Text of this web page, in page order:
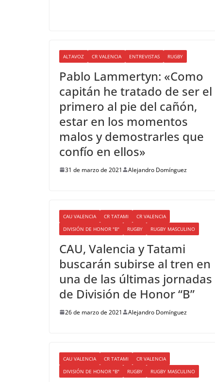
ALTAVOZ CR VALENCIA ENTREVISTAS RUGBY
Pablo Lammertyn: «Como
capitán he tratado de ser el
primero al pie del cañón,
estar en los momentos
malos y demostrarles que
confío en ellos»
31 de marzo de 2021 Alejandro Domínguez
CAU VALENCIA CR TATAMI
CR VALENCIA
DIVISIÓN DE HONOR "B"
RUGBY RUGBY MASCULINO
CAU, Valencia y Tatami
buscarán subirse al tren en
una de las últimas jornadas
de División de Honor “B”
26 de marzo de 2021 Alejandro Domínguez
CAU VALENCIA CR TATAMI
CR VALENCIA
DIVISIÓN DE HONOR "B"
RUGBY RUGBY MASCULINO